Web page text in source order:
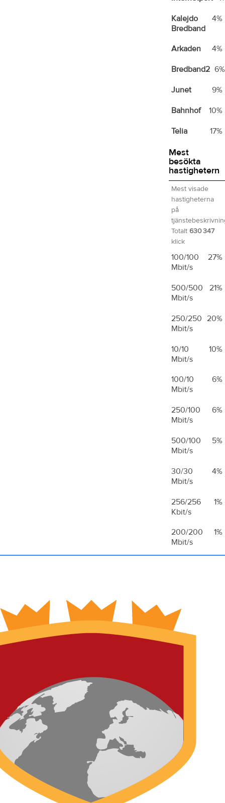
4%
Kalejdo
Bredband
4%
Arkaden
6%
Bredband2
9%
Junet
10%
Bahnhof
17%
Telia
Mest
besökta
hastigheterna
Mest visade
hastigheterna
på
Totalt 630 347
klick
27%
100/100
Mbit/s
21%
500/500
Mbit/s
20%
250/250
Mbit/s
10%
10/10
Mbit/s
6%
100/10
Mbit/s
6%
250/100
Mbit/s
5%
500/100
Mbit/s
4%
30/30
Mbit/s
1%
256/256
Kbit/s
1%
200/200
Mbit/s